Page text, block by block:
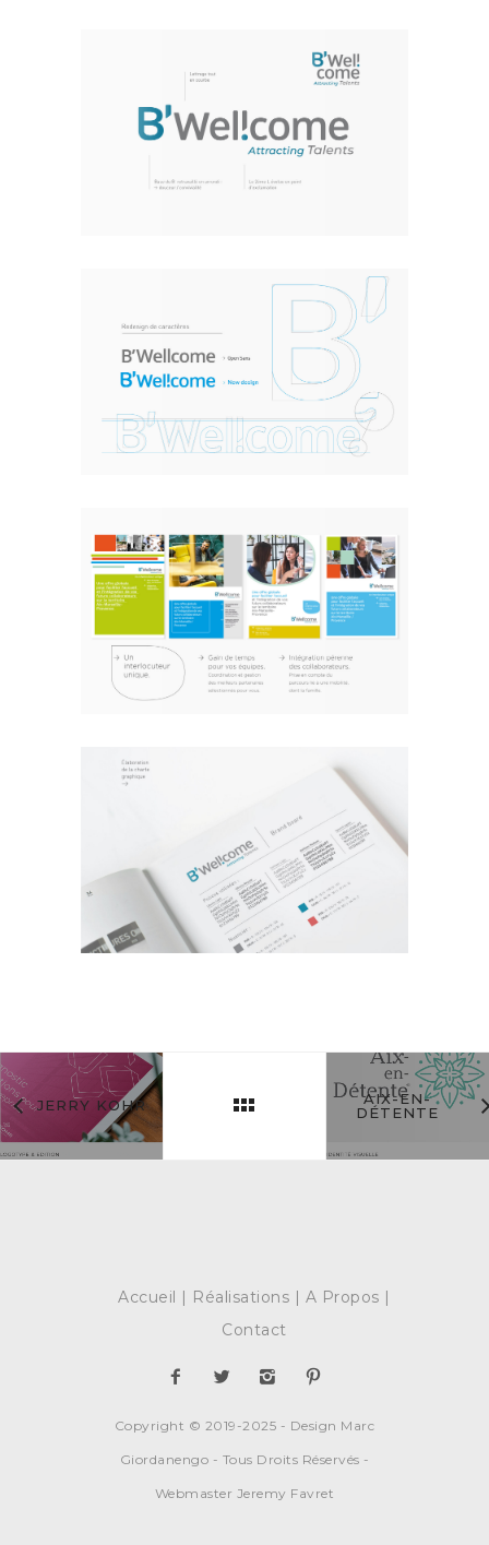
JERRY KOHR
AIX-EN-
DÉTENTE
Accueil Réalisations
A Propos
Contact
Copyright © 2019-2025 - Design Marc
Giordanengo - Tous Droits Réservés -
Webmaster Jeremy Favret